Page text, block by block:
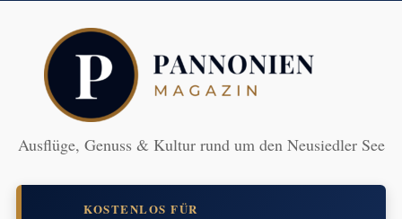
Ausflüge, Genuss & Kultur rund um den Neusiedler See
KOSTENLOS FÜR